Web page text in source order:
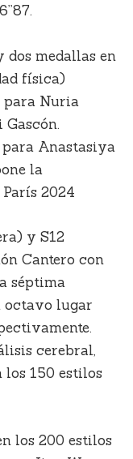
medallas en
física)
para Nuria
Gascón.
Anastasiya
la
2024
y S12
Cantero con
séptima
octavo lugar
cerebral,
150 estilos
los 200 estilos